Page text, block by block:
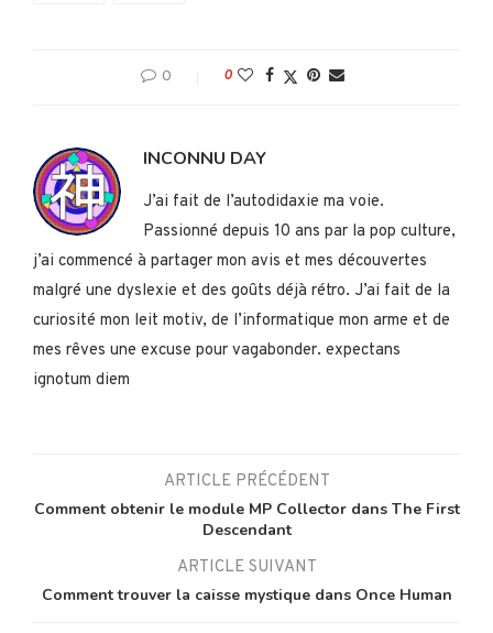
0 0
INCONNU DAY
J’ai fait de l’autodidaxie ma voie.
Passionné depuis 10 ans par la pop culture,
j’ai commencé à partager mon avis et mes découvertes
malgré une dyslexie et des goûts déjà rétro. J’ai fait de la
curiosité mon leit motiv, de l’informatique mon arme et de
mes rêves une excuse pour vagabonder. expectans
ignotum diem
ARTICLE PRÉCÉDENT
Comment obtenir le module MP Collector dans The First
Descendant
ARTICLE SUIVANT
Comment trouver la caisse mystique dans Once Human